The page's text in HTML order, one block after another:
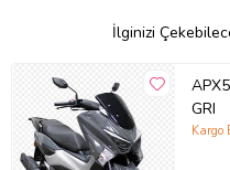
Aracınızın ölçülerine
Paket İçeriği
Fiat Brava Uyumlu Spoiler
Güvenli Teslimat
İlginizi
GRI
Kargo